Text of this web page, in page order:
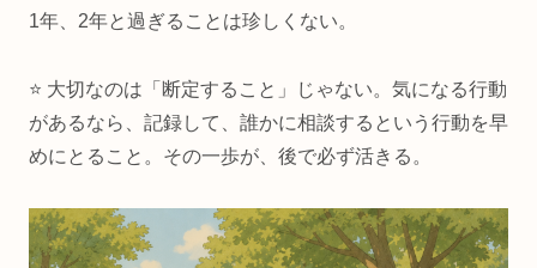
1年、2年と過ぎることは珍しくない。
⭐ 大切なのは「断定すること」じゃない。気になる行動
があるなら、記録して、誰かに相談するという行動を早
めにとること。その一歩が、後で必ず活きる。